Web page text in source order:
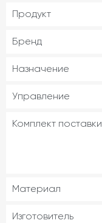
Продукт
Бренд
Назначение
Управление
Комплект поставки
Материал
Изготовитель